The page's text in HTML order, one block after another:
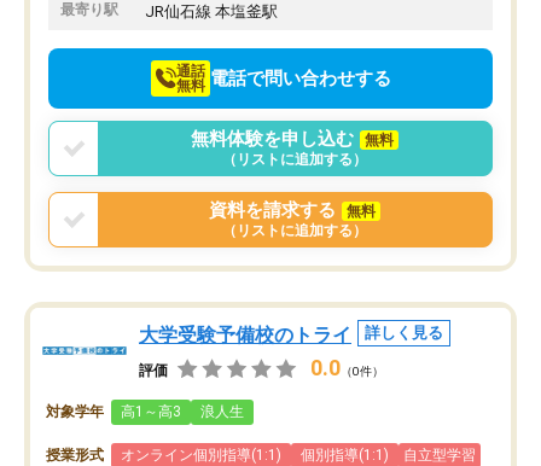
最寄り駅 JR仙石線 本塩釜駅
通話
無料 電話で問い合わせする
無料体験を申し込む
無料
（リストに追加する）
資料を請求する
無料
（リストに追加する）
大学受験予備校のトライ 詳しく見る
評価 0.0 （0件）
対象学年 高1～高3 浪人生
授業形式 オンライン個別指導(1:1) 個別指導(1:1) 自立型学習